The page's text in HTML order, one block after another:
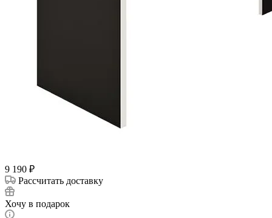
9 190 ₽
Рассчитать доставку
Хочу в подарок